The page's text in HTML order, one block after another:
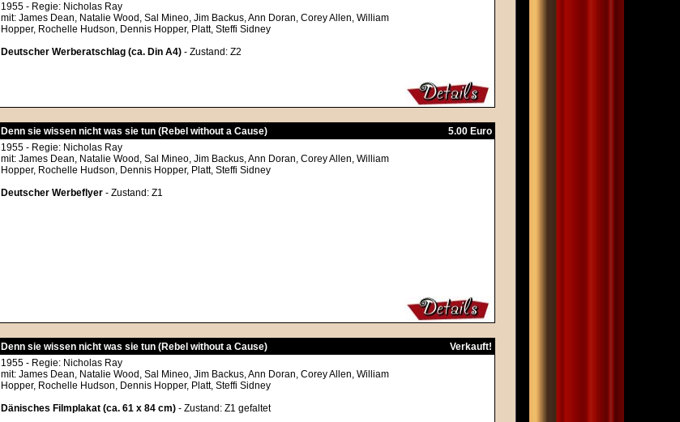
1955 - Regie: Nicholas Ray
mit: James Dean, Natalie Wood, Sal Mineo, Jim Backus, Ann Doran, Corey Allen, William
Hopper, Rochelle Hudson, Dennis Hopper, Platt, Steffi Sidney
Deutscher Werberatschlag (ca. Din A4) - Zustand: Z2
Denn sie wissen nicht was sie tun (Rebel without a Cause)
5.00 Euro
1955 - Regie: Nicholas Ray
mit: James Dean, Natalie Wood, Sal Mineo, Jim Backus, Ann Doran, Corey Allen, William
Hopper, Rochelle Hudson, Dennis Hopper, Platt, Steffi Sidney
Deutscher Werbeflyer - Zustand: Z1
Denn sie wissen nicht was sie tun (Rebel without a Cause)
Verkauft!
1955 - Regie: Nicholas Ray
mit: James Dean, Natalie Wood, Sal Mineo, Jim Backus, Ann Doran, Corey Allen, William
Hopper, Rochelle Hudson, Dennis Hopper, Platt, Steffi Sidney
Dänisches Filmplakat (ca. 61 x 84 cm) - Zustand: Z1 gefaltet